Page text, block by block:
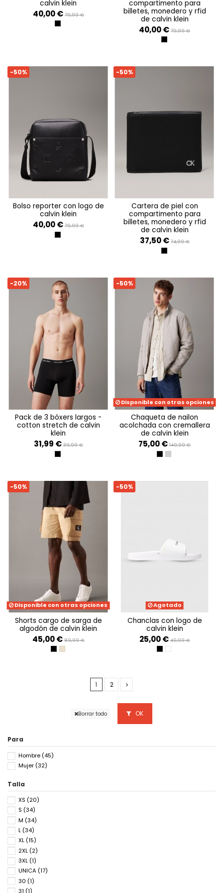
calvin klein
40,00 € 79,99 €
BLACK
compartimento para
billetes, monedero y rfid
de calvin klein
40,00 € 79,99 €
CK BLACK LEATHER
-50%
bolso reporter con logo de
calvin klein
40,00 € 79,99 €
ALLOVER PRINT
-50%
cartera de piel con
compartimento para
billetes, monedero y rfid
de calvin klein
37,50 € 74,99 €
CK BLACK SMOOTH
-20%
pack de 3 bóxers largos -
cotton stretch de calvin
klein
31,99 € 39,99 €
BLACK, BLACK, BLACK
-50%
Disponible con otras opciones
chaqueta de nailon
acolchada con cremallera
de calvin klein
75,00 € 149,99 €
CK BLACK
FLINT GRAY
-50%
Disponible con otras opciones
shorts cargo de sarga de
algodón de calvin klein
45,00 € 89,99 €
CK BLACK
TRAVERTINE
-50%
Agotado
chanclas con logo de
calvin klein
25,00 € 49,99 €
BLACKBRIGHT WHITE
1 2
Borrar todo OK
Para
Hombre (45)
Mujer (32)
Talla
XS (20)
S (34)
M (34)
L (34)
XL (15)
2XL (2)
3XL (1)
UNICA (17)
30 (1)
31 (1)